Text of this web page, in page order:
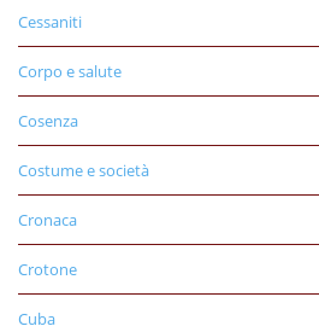
Cessaniti
Corpo e salute
Cosenza
Costume e società
Cronaca
Crotone
Cuba